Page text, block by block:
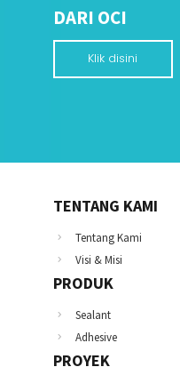
DARI OCI
Klik disini
TENTANG KAMI
Tentang Kami
Visi & Misi
PRODUK
Sealant
Adhesive
PROYEK